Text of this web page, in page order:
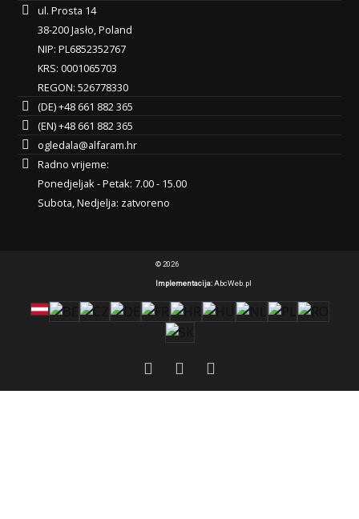
ul. Prosta 14
38-200 Jasło, Poland
NIP: PL6852352767
KRS: 0001065703
REGON: 526778330
(DE) +48 661 882 365
(EN) +48 661 882 365
ogledala@alfaram.hr
Radno vrijeme:
Ponedjeljak - Petak: 7.00 - 15.00
Subota, Nedjelja: zatvoreno
© 2026
Implementacija:AbcWeb.pl